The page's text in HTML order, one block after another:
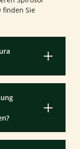
finden Sie